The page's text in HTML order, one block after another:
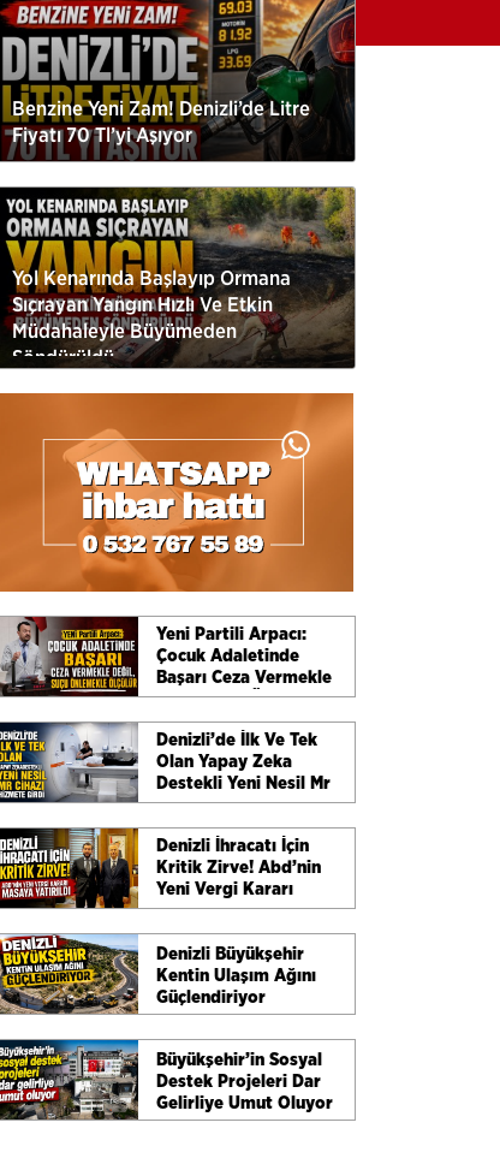
Benzine Yeni Zam! Denizli’de Litre
Fiyatı 70 Tl’yi Aşıyor
Yol Kenarında Başlayıp Ormana
Sıçrayan Yangın Hızlı Ve Etkin
Müdahaleyle Büyümeden
Söndürüldü
Yeni Partili Arpacı:
Çocuk Adaletinde
Başarı Ceza Vermekle
Değil, Suçu Önlemekle
Ölçülür
Denizli’de İlk Ve Tek
Olan Yapay Zeka
Destekli Yeni Nesil Mr
Cihazı Hizmete Girdi
Denizli İhracatı İçin
Kritik Zirve! Abd’nin
Yeni Vergi Kararı
Masaya Yatırıldı
Denizli Büyükşehir
Kentin Ulaşım Ağını
Güçlendiriyor
Büyükşehir’in Sosyal
Destek Projeleri Dar
Gelirliye Umut Oluyor